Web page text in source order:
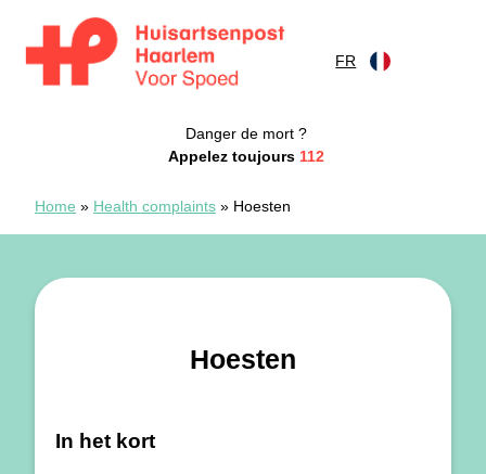
FR
Danger de mort ?
Appelez toujours 112
Home » Health complaints » Hoesten
Hoesten
In het kort